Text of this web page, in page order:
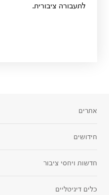
לתעבורה ציבורית.
אתרים
חידושים
חדשות ויחסי ציבור
כלים דיגיטליים